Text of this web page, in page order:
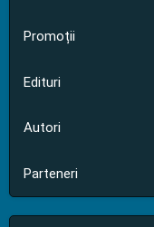
Promoții
Edituri
Autori
Parteneri